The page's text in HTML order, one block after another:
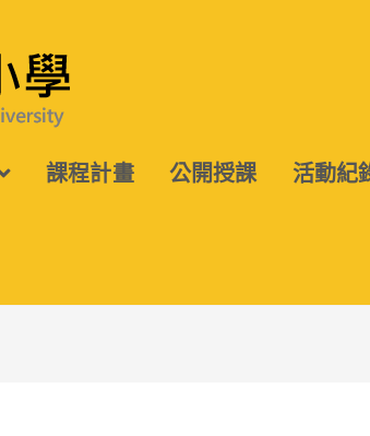
課程計畫 公開授課 活動紀